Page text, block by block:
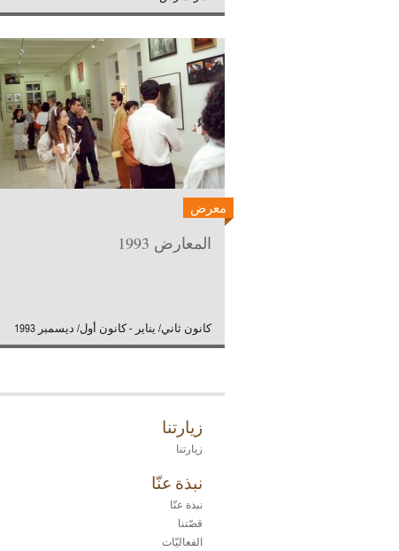
معرض
المعارض 1993
كانون ثاني/ يناير - كانون أول/ ديسمبر 1993
زيارتنا
زيارتنا
نبذة عنّا
نبذة عنّا
قصّتنا
الفعاليّات